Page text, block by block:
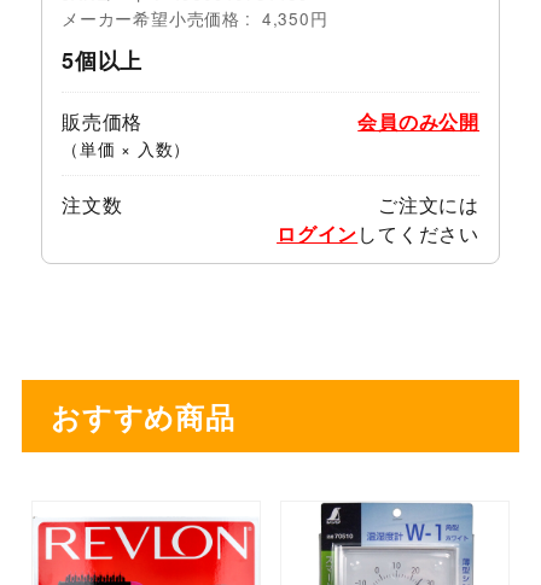
メーカー希望小売価格
4,350円
5個以上
販売価格
（単価 × 入数）
会員のみ公開
注文数
ご注文には
ログインしてください
おすすめ商品